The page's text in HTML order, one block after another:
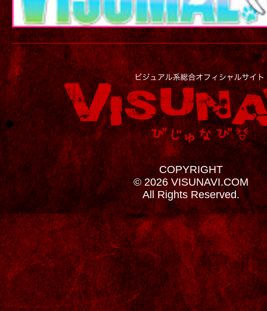
COPYRIGHT
© 2026 VISUNAVI.COM
All Rights Reserved.